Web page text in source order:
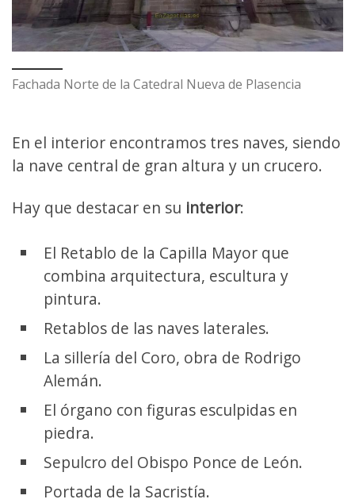
Fachada Norte de la Catedral Nueva de Plasencia
En el interior encontramos tres naves, siendo
la nave central de gran altura y un crucero.
Hay que destacar en su interior:
El Retablo de la Capilla Mayor que
combina arquitectura, escultura y
pintura.
Retablos de las naves laterales.
La sillería del Coro, obra de Rodrigo
Alemán.
El órgano con figuras esculpidas en
piedra.
Sepulcro del Obispo Ponce de León.
Portada de la Sacristía.